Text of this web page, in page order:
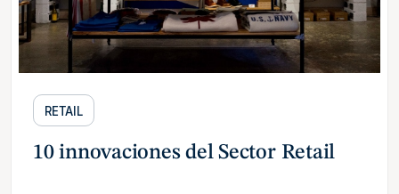
RETAIL
10 innovaciones del Sector Retail